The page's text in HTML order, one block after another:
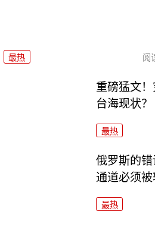
最热 阅
重磅猛文
台海现状？
最热
俄罗斯的
通道必须
最热